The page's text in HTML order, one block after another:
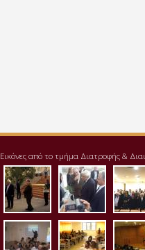
Εικόνες από το τμήμα Διατροφής &
pd111-1.jpg
aithousa2.jpg